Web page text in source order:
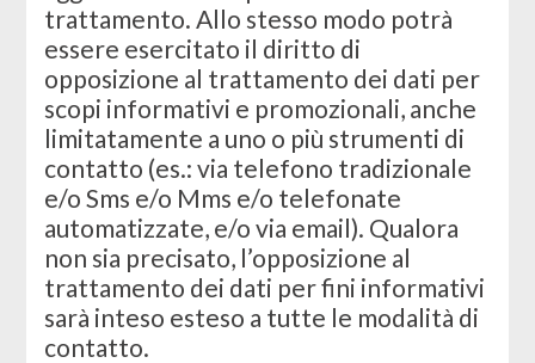
trattamento. Allo stesso modo potrà
essere esercitato il diritto di
opposizione al trattamento dei dati per
scopi informativi e promozionali, anche
limitatamente a uno o più strumenti di
contatto (es.: via telefono tradizionale
e/o Sms e/o Mms e/o telefonate
automatizzate, e/o via email). Qualora
non sia precisato, l’opposizione al
trattamento dei dati per fini informativi
sarà inteso esteso a tutte le modalità di
contatto.